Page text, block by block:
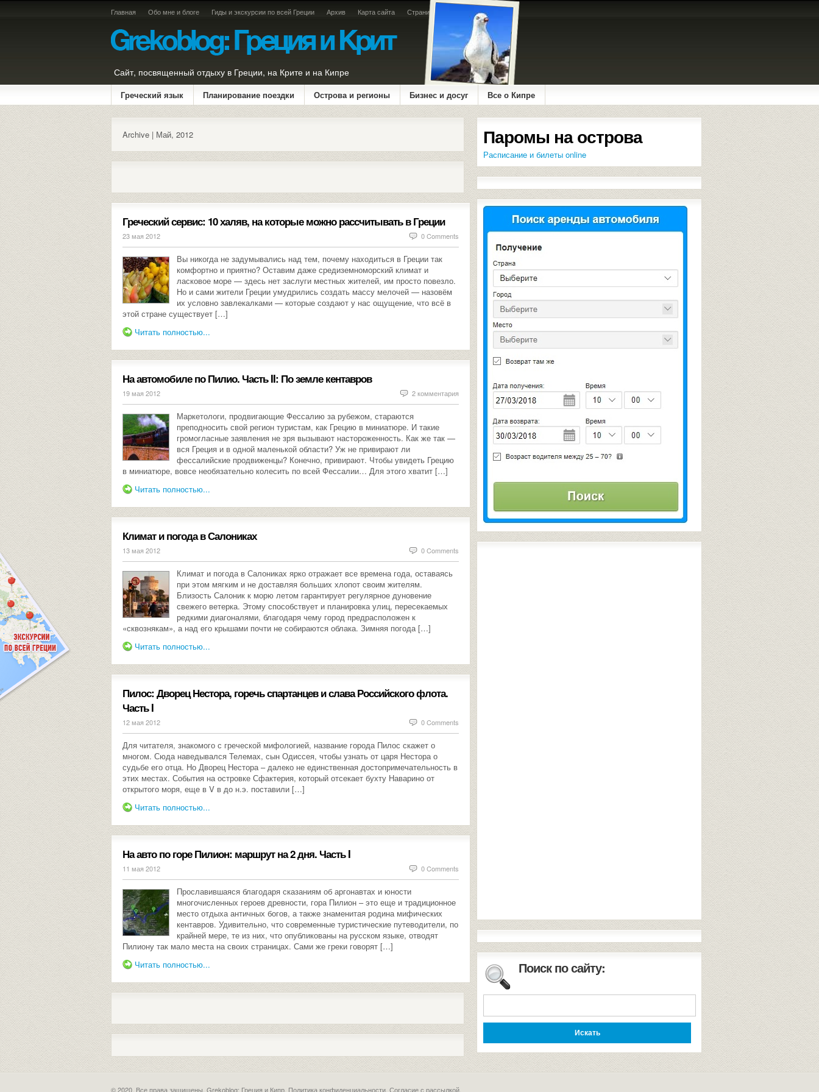
Главная Обо мне и блоге Гиды и экскурсии по всей Греции Архив Карта сайта Страница оплаты
Сайт, посвященный отдыху в Греции, на Крите и на Кипре
Греческий язык Планирование поездки Острова и регионы Бизнес и досуг Все о Кипре
Archive | Май, 2012
Греческий сервис: 10 халяв, на которые можно рассчитывать в Греции
23 мая 2012 0 Comments
Вы никогда не задумывались над тем, почему находиться в Греции так
комфортно и приятно? Оставим даже средиземноморский климат и
ласковое море — здесь нет заслуги местных жителей, им просто повезло.
Но и сами жители Греции умудрились создать массу мелочей — назовём
их условно завлекалками — которые создают у нас ощущение, что всё в
этой стране существует […]
Читать полностью...
На автомобиле по Пилио. Часть II: По земле кентавров
19 мая 2012 2 комментария
Маркетологи, продвигающие Фессалию за рубежом, стараются
преподносить свой регион туристам, как Грецию в миниатюре. И такие
громогласные заявления не зря вызывают настороженность. Как же так —
вся Греция и в одной маленькой области? Уж не привирают ли
фессалийские продвиженцы? Конечно, привирают. Чтобы увидеть Грецию
в миниатюре, вовсе необязательно колесить по всей Фессалии… Для этого хватит […]
Читать полностью...
Климат и погода в Салониках
13 мая 2012 0 Comments
Климат и погода в Салониках ярко отражает все времена года, оставаясь
при этом мягким и не доставляя больших хлопот своим жителям.
Близость Салоник к морю летом гарантирует регулярное дуновение
свежего ветерка. Этому способствует и планировка улиц, пересекаемых
редкими диагоналями, благодаря чему город предрасположен к
«сквознякам», а над его крышами почти не собираются облака. Зимняя погода […]
Читать полностью...
Пилос: Дворец Нестора, горечь спартанцев и слава Российского флота.
Часть I
12 мая 2012 0 Comments
Для читателя, знакомого с греческой мифологией, название города Пилос скажет о
многом. Сюда наведывался Телемах, сын Одиссея, чтобы узнать от царя Нестора о
судьбе его отца. Но Дворец Нестора – далеко не единственная достопримечательность в
этих местах. События на островке Сфактерия, который отсекает бухту Наварино от
открытого моря, еще в V в до н.э. поставили […]
Читать полностью...
На авто по горе Пилион: маршрут на 2 дня. Часть I
11 мая 2012 0 Comments
Прославившаяся благодаря сказаниям об аргонавтах и юности
многочисленных героев древности, гора Пилион – это еще и традиционное
место отдыха античных богов, а также знаменитая родина мифических
кентавров. Удивительно, что современные туристические путеводители, по
крайней мере, те из них, что опубликованы на русском языке, отводят
Пилиону так мало места на своих страницах. Сами же греки говорят […]
Читать полностью...
Паромы на острова
Расписание и билеты online
Поиск по сайту:
© 2020. Все права защищены. Grekoblog: Греция и Кипр. Политика конфиденциальности Согласие с рассылкой